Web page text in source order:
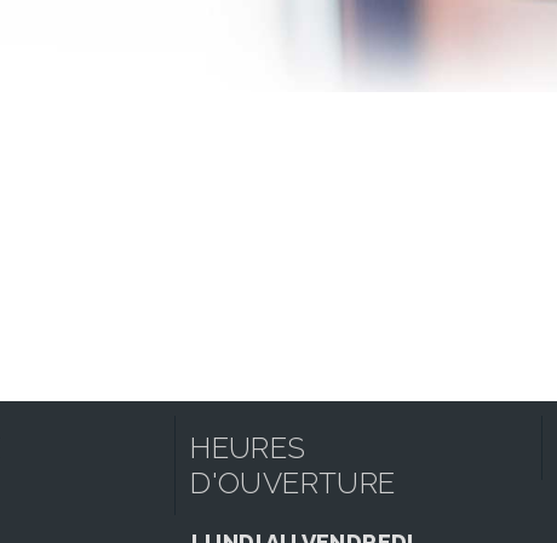
HEURES
D'OUVERTURE